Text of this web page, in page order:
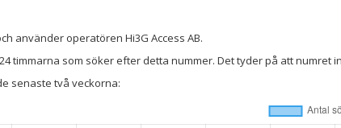
använder operatören Hi3G Access AB.
timmarna som söker efter detta nummer. Det tyder på att
senaste två veckorna: